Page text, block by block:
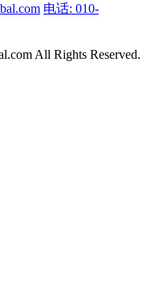
电话: 010-
All Rights Reserved.